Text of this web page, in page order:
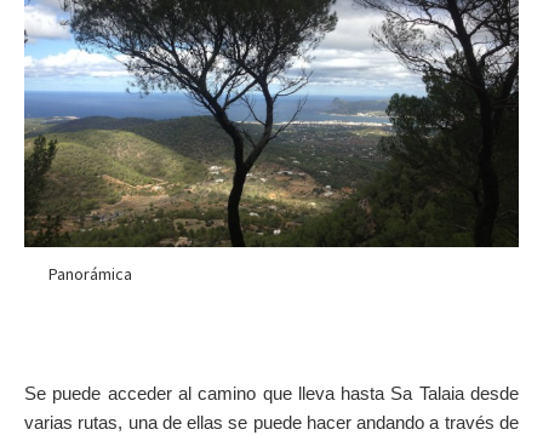
Panorámica
Se puede acceder al camino que lleva hasta Sa Talaia desde
varias rutas, una de ellas se puede hacer andando a través de